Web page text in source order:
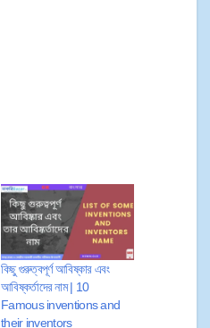
কিছু গুরুত্বপূর্ণ আবিষ্কার এবং
আবিষ্কর্তাদের নাম | 10
Famous inventions and
their inventors